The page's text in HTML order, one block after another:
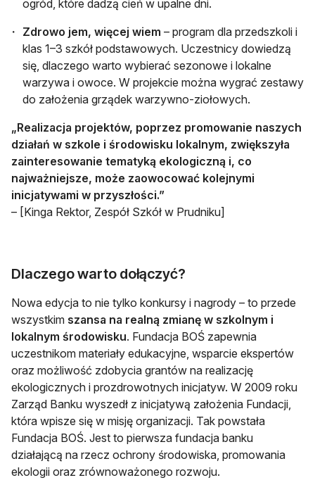
ogród, które dadzą cień w upalne dni.
Zdrowo jem, więcej wiem – program dla przedszkoli i
klas 1–3 szkół podstawowych. Uczestnicy dowiedzą
się, dlaczego warto wybierać sezonowe i lokalne
warzywa i owoce. W projekcie można wygrać zestawy
do założenia grządek warzywno-ziołowych.
„Realizacja projektów, poprzez promowanie naszych
działań w szkole i środowisku lokalnym, zwiększyła
zainteresowanie tematyką ekologiczną i, co
najważniejsze, może zaowocować kolejnymi
inicjatywami w przyszłości.”
– [Kinga Rektor, Zespół Szkół w Prudniku]
Dlaczego warto dołączyć?
Nowa edycja to nie tylko konkursy i nagrody – to przede
wszystkim szansa na realną zmianę w szkolnym i
lokalnym środowisku. Fundacja BOŚ zapewnia
uczestnikom materiały edukacyjne, wsparcie ekspertów
oraz możliwość zdobycia grantów na realizację
ekologicznych i prozdrowotnych inicjatyw. W 2009 roku
Zarząd Banku wyszedł z inicjatywą założenia Fundacji,
która wpisze się w misję organizacji. Tak powstała
Fundacja BOŚ. Jest to pierwsza fundacja banku
działającą na rzecz ochrony środowiska, promowania
ekologii oraz zrównoważonego rozwoju.